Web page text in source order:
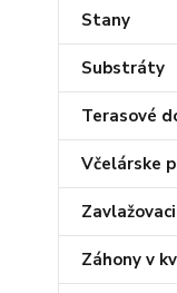
Stany
Substráty
Terasové
Včelárske
Záhony v